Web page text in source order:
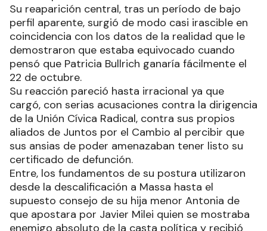
Su reaparición central, tras un período de bajo
perfil aparente, surgió de modo casi irascible en
coincidencia con los datos de la realidad que le
demostraron que estaba equivocado cuando
pensó que Patricia Bullrich ganaría fácilmente el
22 de octubre.
Su reacción pareció hasta irracional ya que
cargó, con serias acusaciones contra la dirigencia
de la Unión Cívica Radical, contra sus propios
aliados de Juntos por el Cambio al percibir que
sus ansias de poder amenazaban tener listo su
certificado de defunción.
Entre, los fundamentos de su postura utilizaron
desde la descalificación a Massa hasta el
supuesto consejo de su hija menor Antonia de
que apostara por Javier Milei quien se mostraba
enemigo absoluto de la casta política y recibió